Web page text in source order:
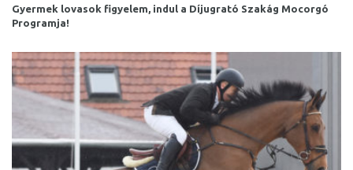
Gyermek lovasok figyelem, indul a Díjugrató Szakág Mocorgó
Programja!